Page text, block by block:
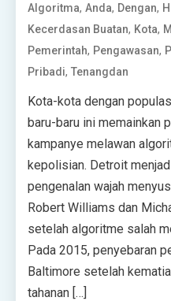
Algoritma,Anda, Dengan,
Kecerdasan Buatan, Kota,
Pemerintah, Pengawasan,
Pribadi,Tenangdan
Kota-kota dengan
baru-baru ini memainkan
kampanye melawan
kepolisian. Detroit
pengenalan wajah
Robert Williams dan
setelah algoritme salah
Pada 2015, penyebaran
Baltimore setelah
tahanan […]